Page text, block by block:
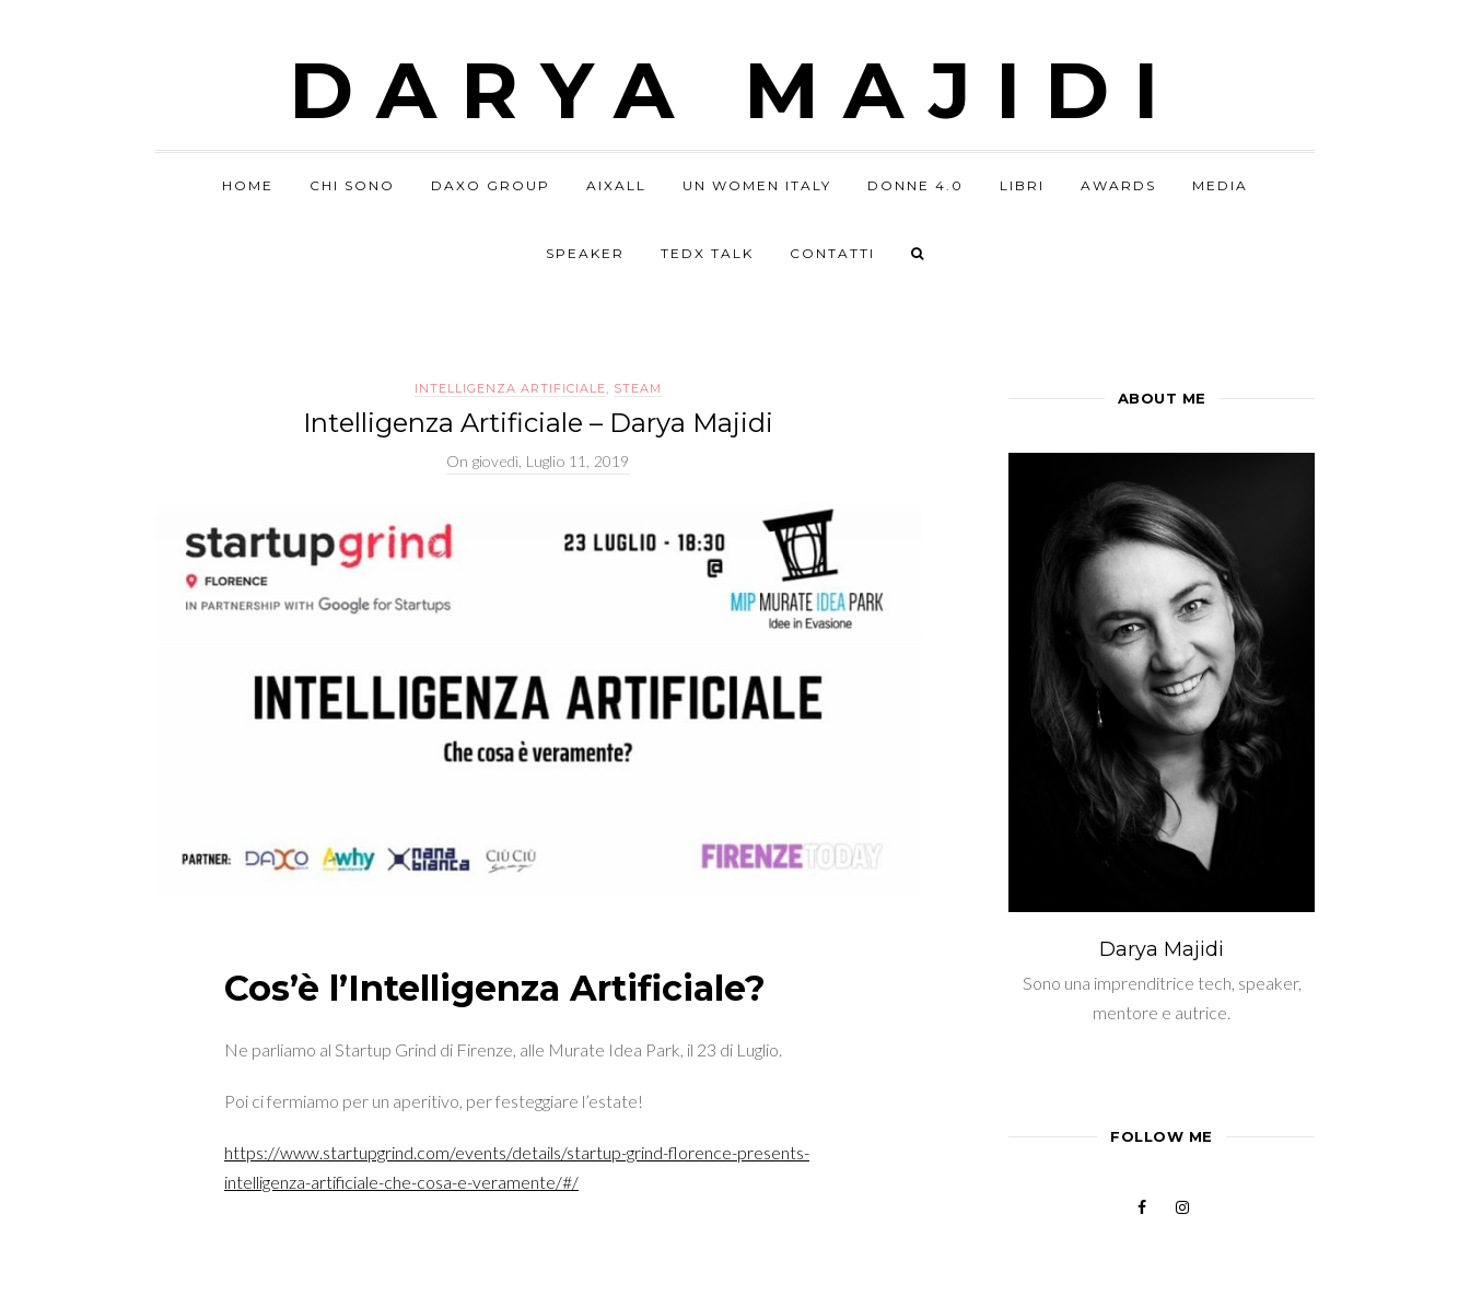
DARYA MAJIDI
HOME CHI SONO DAXO GROUP AIXALL UN WOMEN ITALY DONNE 4.0 LIBRI AWARDS MEDIA
SPEAKER TEDX TALK CONTATTI
INTELLIGENZA ARTIFICIALE, STEAM
Intelligenza Artificiale – Darya Majidi
On giovedì, Luglio 11, 2019
Cos’è l’Intelligenza Artificiale?
Ne parliamo al Startup Grind di Firenze, alle Murate Idea Park, il 23 di Luglio.
Poi ci fermiamo per un aperitivo, per festeggiare l’estate!
https://www.startupgrind.com/events/details/startup-grind-florence-presents-
intelligenza-artificiale-che-cosa-e-veramente/#/
ABOUT ME
Darya Majidi
Sono una imprenditrice tech, speaker,
mentore e autrice.
FOLLOW ME